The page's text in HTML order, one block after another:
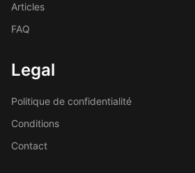
Articles
FAQ
Legal
Politique de confidentialité
Conditions
Contact